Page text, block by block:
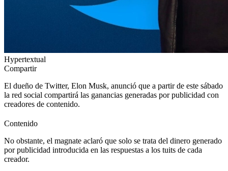
Hypertextual
Compartir
El dueño de Twitter, Elon Musk, anunció que a partir de este sábado
la red social compartirá las ganancias generadas por publicidad con
creadores de contenido.
Contenido
No obstante, el magnate aclaró que solo se trata del dinero generado
por publicidad introducida en las respuestas a los tuits de cada
creador.